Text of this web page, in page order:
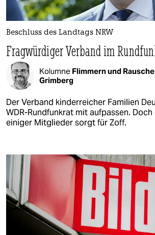
Beschluss des Landtags NRW
Fragwürdiger Verband im
Kolumne Flimmern und
Grimberg
Der Verband kinderreicher Familien
WDR-Rundfunkrat mit aufpassen.
einiger Mitglieder sorgt für Zoff.